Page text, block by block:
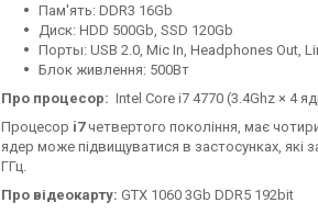
Пам'ять: DDR3 16Gb
Диск: HDD 500Gb, SSD 120Gb
Порты: USB 2.0, Mic In, Headphones Out,
Блок живлення: 500Вт
Про процесор: Intel Core i7 4770 (3.4Ghz × 4
Процесор i7четвертого покоління, має
ядер може підвищуватися в застосунках,
ГГц.
Про відеокарту: GTX 1060 3Gb DDR5 192bit